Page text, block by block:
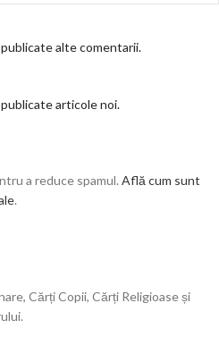
alte comentarii.
articole noi.
a reduce spamul. Află cum sunt
.
Cărți Copii, Cărți Religioase și